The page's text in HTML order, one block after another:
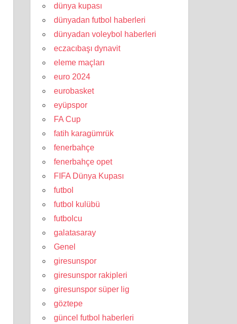
dünya kupası
dünyadan futbol haberleri
dünyadan voleybol haberleri
eczacıbaşı dynavit
eleme maçları
euro 2024
eurobasket
eyüpspor
FA Cup
fatih karagümrük
fenerbahçe
fenerbahçe opet
FIFA Dünya Kupası
futbol
futbol kulübü
futbolcu
galatasaray
Genel
giresunspor
giresunspor rakipleri
giresunspor süper lig
göztepe
güncel futbol haberleri